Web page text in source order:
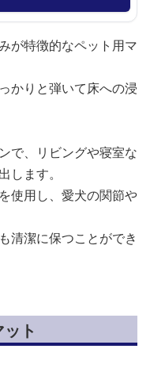
が特徴的なペット用マ
かりと弾いて床への浸
で、リビングや寝室な
します。
使用し、愛犬の関節や
清潔に保つことができ
ト